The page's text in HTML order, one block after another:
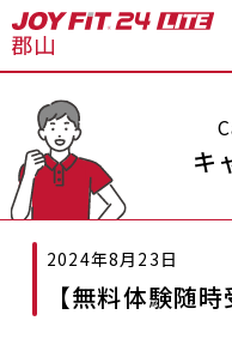
店舗トップ
会員様向けの
会員の方へトップ
会員様へのお知らせ入会のお手
キ
2024年8月23日
【無料体験随時